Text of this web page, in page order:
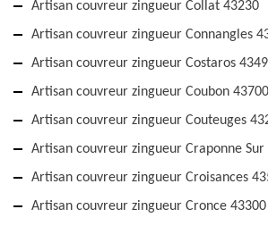
Artisan couvreur zingueur Collat 43230
Artisan couvreur zingueur Connangles
Artisan couvreur zingueur Costaros
Artisan couvreur zingueur Coubon 43700
Artisan couvreur zingueur Couteuges
Artisan couvreur zingueur Craponne Sur
Artisan couvreur zingueur Croisances
Artisan couvreur zingueur Cronce 43300